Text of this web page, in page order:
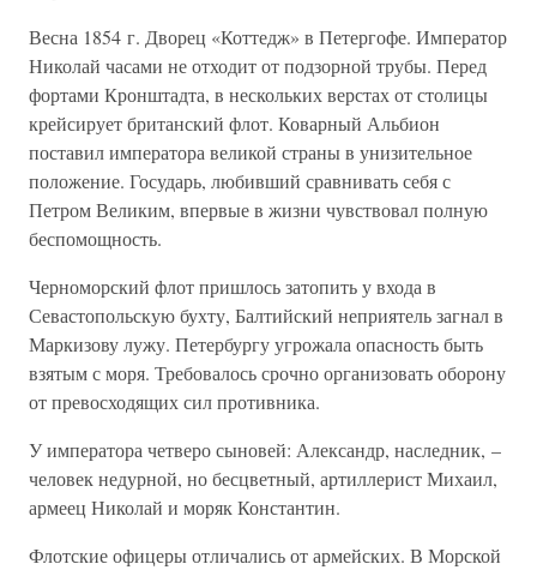
Весна 1854 г. Дворец «Коттедж» в Петергофе. Император
Николай часами не отходит от подзорной трубы. Перед
фортами Кронштадта, в нескольких верстах от столицы
крейсирует британский флот. Коварный Альбион
поставил императора великой страны в унизительное
положение. Государь, любивший сравнивать себя с
Петром Великим, впервые в жизни чувствовал полную
беспомощность.
Черноморский флот пришлось затопить у входа в
Севастопольскую бухту, Балтийский неприятель загнал в
Маркизову лужу. Петербургу угрожала опасность быть
взятым с моря. Требовалось срочно организовать оборону
от превосходящих сил противника.
У императора четверо сыновей: Александр, наследник, –
человек недурной, но бесцветный, артиллерист Михаил,
армеец Николай и моряк Константин.
Флотские офицеры отличались от армейских. В Морской